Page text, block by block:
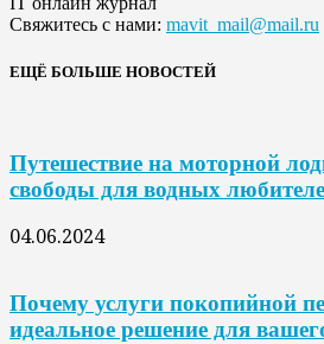
Свяжитесь с нами: mavit_mail@mail.ru
ЕЩЁ БОЛЬШЕ НОВОСТЕЙ
Путешествие на моторной
свободы для водных
04.06.2024
Почему услуги покопийной
идеальное решение для